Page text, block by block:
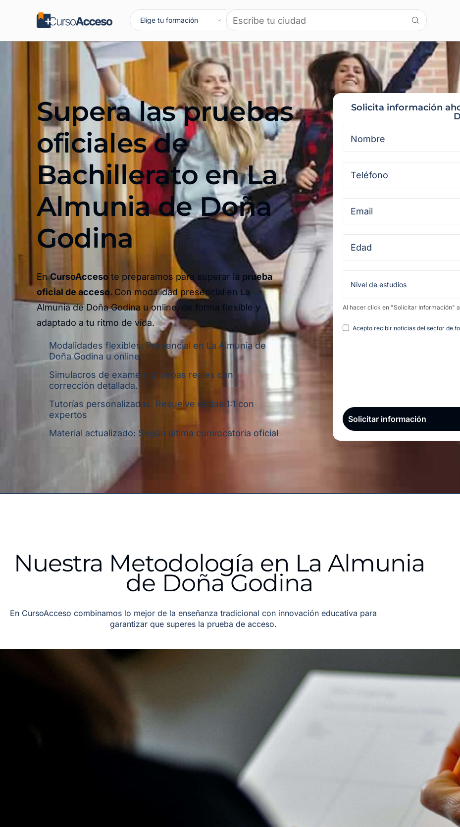
Supera las pruebas
oficiales de
Bachillerato enLa
Almunia de Doña
Godina
EnCursoAcceso te preparamos para superar la prueba
oficial de acceso. Con modalidad presencial en La
Almunia de Doña Godina u online, de forma flexible y
adaptado a tu ritmo de vida.
Modalidades flexibles: Presencial en La Almunia de
Doña Godina u online
Simulacros de examen: pruebas reales con
corrección detallada.
Tutorías personalizadas: Resuelve dudas 1:1 con
expertos
Material actualizado: Según última convocatoria oficial
Solicita información
Al hacer click en "Solicitar Información"
Acepto recibir noticias del sector de
Nuestra Metodología en La Almunia
de Doña Godina
En CursoAcceso combinamos lo mejor de la enseñanza tradicional con innovación educativa para
garantizar que superes la prueba de acceso.